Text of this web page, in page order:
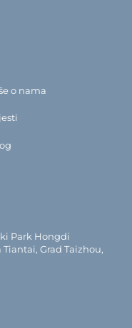
o nama
Park Hongdi
Grad Taizhou,